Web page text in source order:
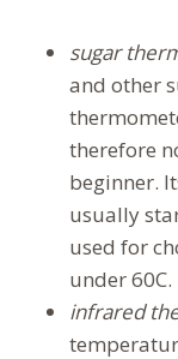
sugar
and other
therefore
beginner.
usually
used for
under 60C.
infrared